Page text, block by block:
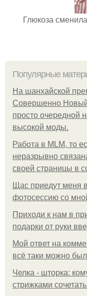
Глюкоза
Популярные
На шанхайской
Совершенно
просто очередной
высокой моды.
Работа в MLM, то
неразрывно
своей страницы в
Щас приедут меня
фотосессию со
Приходи к нам в
подарки от руки
Мой ответ на
всё таки можно
Челка - шторка:
стрижками